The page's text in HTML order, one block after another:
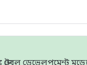
ডেভেলপমেন্ট